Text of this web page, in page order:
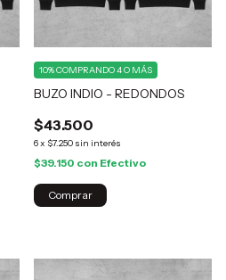
BUZO INDIO - REDONDOS
$43.500
6x $7.250 sin interés
10%COMPRANDO 4 O MÁS
$39.150 con Efectivo
Comprar